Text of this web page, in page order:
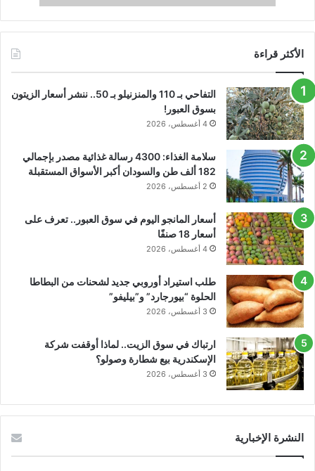
الأكثر قراءة
التفاحي بـ 110 والمنزنيلو بـ 50.. ننشر أسعار الزيتون
بسوق العبور!
4 أغسطس، 2026
سلامة الغذاء: 4300 رسالة غذائية مصدر بإجمالي
182 ألف طن والسودان أكبر الأسواق المستقبلة
2 أغسطس، 2026
أسعار المانجو اليوم في سوق العبور.. تعرف على
أسعار 18 صنفًا
4 أغسطس، 2026
طلب استيراد أوروبي جديد لشحنات من البطاطا
الحلوة “بيورجارد” و”بيليفو”
3 أغسطس، 2026
ارتباك في سوق الزيت.. لماذا أوقفت شركة
الإسكندرية بيع شطارة وصولو؟
3 أغسطس، 2026
النشرة الإخبارية